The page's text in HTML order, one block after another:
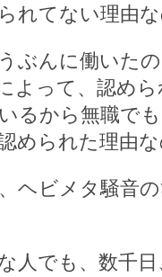
れてない理由な
ぶんに働いた
よって、認め
るから無職で
められた理由な
ヘビメタ騒音
人でも、数千